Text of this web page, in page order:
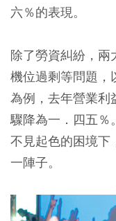
六％的表現。
除了勞資糾紛，兩
機位過剩等問題，
為例，去年營業利
驟降為一．四五％
不見起色的困境下
一陣子。​